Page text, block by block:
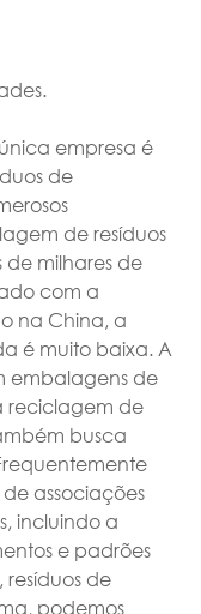
empresa é
de
de resíduos
milhares de
com a
na China, a
é muito baixa. A
embalagens de
reciclagem de
busca
associações
incluindo a
e padrões
de
podemos